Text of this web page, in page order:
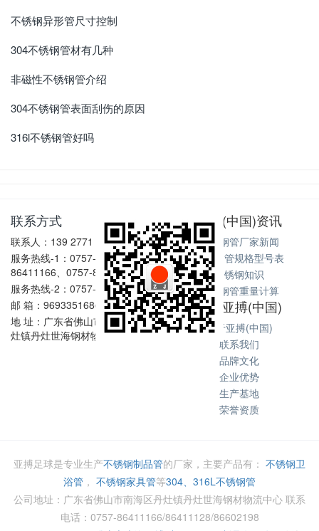
不锈钢异形管尺寸控制
304不锈钢管材有几种
非磁性不锈钢管介绍
304不锈钢管表面刮伤的原因
316l不锈钢管好吗
联系方式
联系人：139 2771 6167
服务热线-1：0757-
86411166、0757-86411128
服务热线-2：0757-86602198
邮 箱：969335168@qq.com
地 址：广东省佛山市南海区丹
灶镇丹灶世海钢材物流中心
亚搏(中国)资讯
不锈钢管厂家新闻
不锈钢管规格型号表
不锈钢知识
不锈钢管重量计算
关于亚搏(中国)
关于亚搏(中国)
联系我们
品牌文化
企业优势
生产基地
荣誉资质
亚搏足球是专业生产不锈钢制品管的厂家，主要产品有： 不锈钢卫
浴管 ， 不锈钢家具管等304、316L不锈钢管
公司地址：广东省佛山市南海区丹灶镇丹灶世海钢材物流中心 联系
电话：0757-86411166/86411128/86602198